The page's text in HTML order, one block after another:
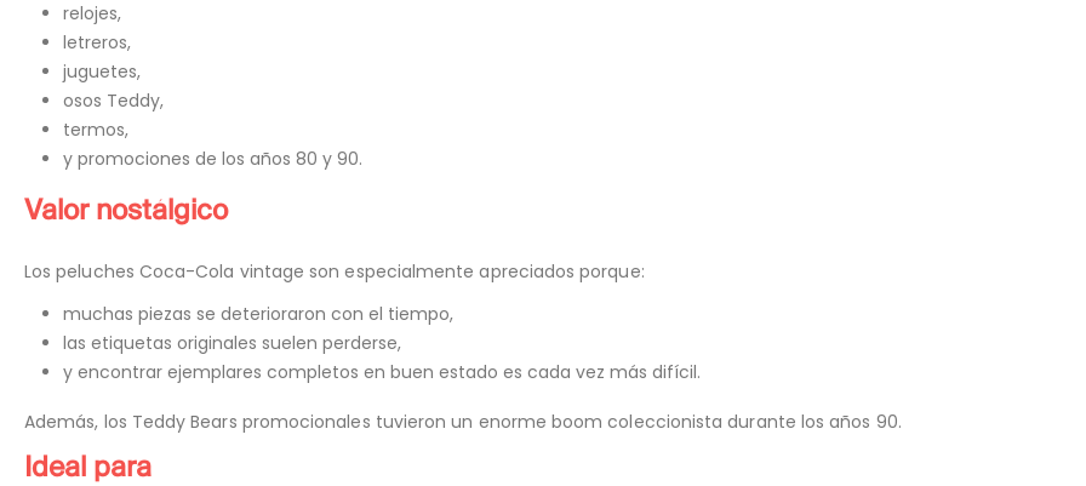
relojes,
letreros,
juguetes,
osos Teddy,
termos,
y promociones de los años 80 y 90.
Valor nostálgico
Los peluches Coca-Cola vintage son especialmente apreciados porque:
muchas piezas se deterioraron con el tiempo,
las etiquetas originales suelen perderse,
y encontrar ejemplares completos en buen estado es cada vez más difícil.
Además, los Teddy Bears promocionales tuvieron un enorme boom coleccionista durante los años 90.
Ideal para